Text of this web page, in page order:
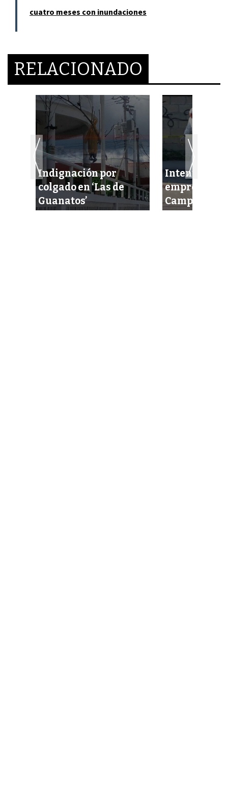
cuatro meses con inundaciones
RELACIONADO
Indignación por
colgado en ‘Las de
Guanatos’
Intentan
empresario
Campeche